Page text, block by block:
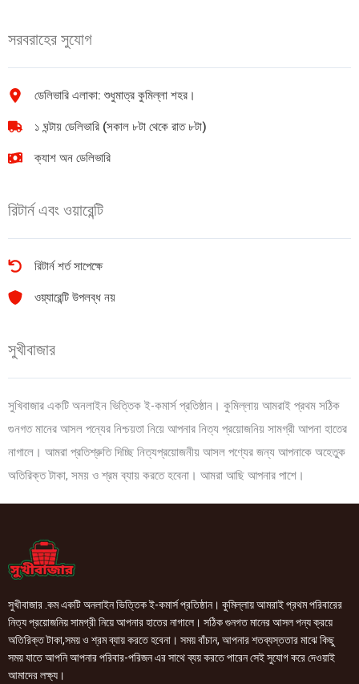
quantity
সরবরাহের সুযোগ
ডেলিভারি এলাকা: শুধুমাত্র কুমিল্লা শহর।
১ ঘন্টায় ডেলিভারি (সকাল ৮টা থেকে রাত ৮টা)
ক্যাশ অন ডেলিভারি
রিটার্ন এবং ওয়ারেন্টি
রিটার্ন শর্ত সাপেক্ষে
ওয়্যারেন্টি উপলব্ধ নয়
সুখীবাজার
সুখিবাজার একটি অনলাইন ভিত্তিক ই-কমার্স প্রতিষ্ঠান। কুমিল্লায় আমরাই প্রথম সঠিক
গুনগত মানের আসল পন্যের নিশ্চয়তা নিয়ে আপনার নিত্য প্রয়োজনিয় সামগ্রী আপনা হাতের
নাগালে। আমরা প্রতিশ্রুতি দিচ্ছি নিত্যপ্রয়োজনীয় আসল পণ্যের জন্য আপনাকে অহেতুক
অতিরিক্ত টাকা, সময় ও শ্রম ব্যায় করতে হবেনা। আমরা আছি আপনার পাশে।
সুখীবাজার .কম একটি অনলাইন ভিত্তিক ই-কমার্স প্রতিষ্ঠান। কুমিল্লায় আমরাই প্রথম পরিবারের
নিত্য প্রয়োজনিয় সামগ্রী নিয়ে আপনার হাতের নাগালে। সঠিক গুনগত মানের আসল পন্য ক্রয়ে
অতিরিক্ত টাকা,সময় ও শ্রম ব্যায় করতে হবেনা। সময় বাঁচান, আপনার শতব্যস্ততার মাঝে কিছু
সময় যাতে আপনি আপনার পরিবার-পরিজন এর সাথে ব্যয় করতে পারেন সেই সুযোগ করে দেওয়াই
আমাদের লক্ষ্য।